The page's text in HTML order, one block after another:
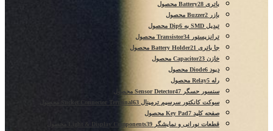
باتری Battery 28 محصول
بازر Buzzer 2 محصول
تبدیل SMD به Dip
6 محصول
ترانزیستور Transistor 34 محصول
جا باتری Battery Holder 21 محصول
خازن Capacitor 23 محصول
دیود Diode 6 محصول
رله Relay 5 محصول
سنسور حسگر Sensor Detector 47 محصول
سوکت کانکتور سرسیم ترمینال Sucket Connector Terminal 63 محصول
صفحه کلید Key Pad 7 محصول
قطعات نورانی و نمایشگر Light & Display Components 39 محصول